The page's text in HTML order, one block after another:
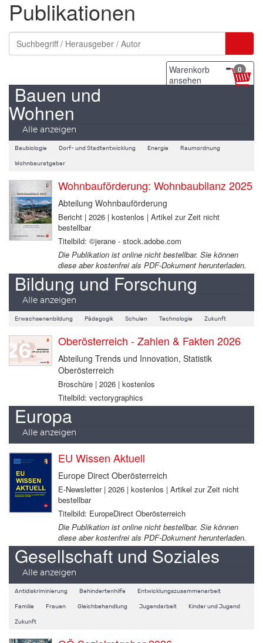
Publikationen
Warenkorb
ansehen
0
Bauen und
Wohnen
Alle anzeigen
Baubiologie Dorf- und Stadtentwicklung Energie Raumordnung
Wohnbauratgeber
Wohnbauförderung: Wohnbaubilanz 2025
Abteilung Wohnbauförderung
Bericht | 2026 | kostenlos | Artikel zur Zeit nicht
bestellbar
Titelbild: ©jerane - stock.adobe.com
Die Publikation ist online nicht bestellbar. Sie können
diese aber kostenfrei als PDF-Dokument herunterladen.
Bildung und Forschung
Alle anzeigen
Erwachsenenbildung Pädagogik Schulen Technologie Zukunft
Oberösterreich - Zahlen & Fakten 2026
Abteilung Trends und Innovation, Statistik
Oberösterreich
Broschüre | 2026 | kostenlos
Titelbild: vectorygraphics
Europa
Alle anzeigen
EU Wissen Aktuell
Europe Direct Oberösterreich
E-Newsletter | 2026 | kostenlos | Artikel zur Zeit nicht
bestellbar
Titelbild: EuropeDirect Oberösterreich
Die Publikation ist online nicht bestellbar. Sie können
diese aber kostenfrei als PDF-Dokument herunterladen.
Gesellschaft und Soziales
Alle anzeigen
Antidiskriminierung Behindertenhilfe Entwicklungszusammenarbeit
Familie Frauen Gleichbehandlung Jugendarbeit Kinder und Jugend
Zukunft